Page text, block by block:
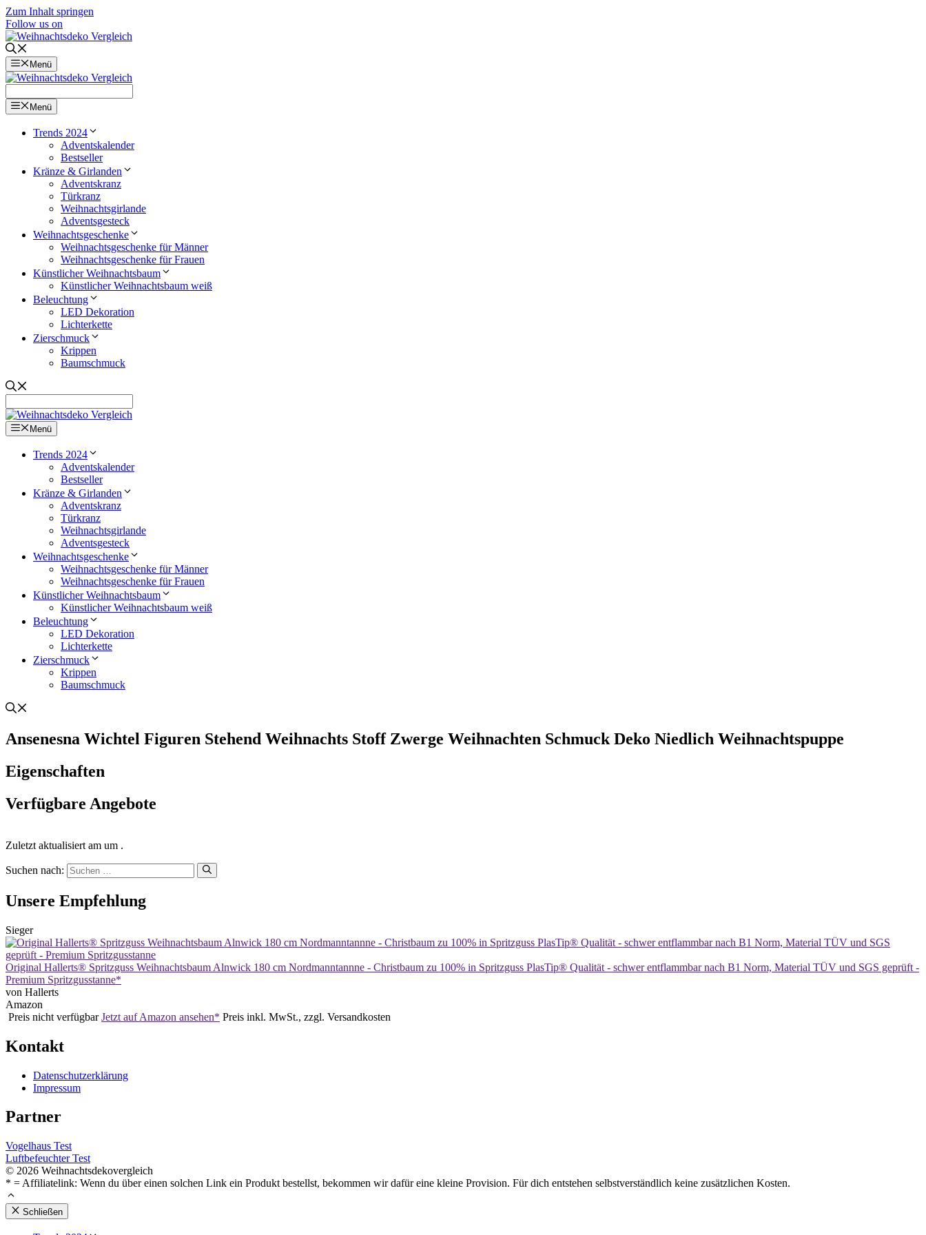
Zum Inhalt springen
Follow us on
Menü
Menü
Trends 2024
Adventskalender
Bestseller
Kränze & Girlanden
Adventskranz
Türkranz
Weihnachtsgirlande
Adventsgesteck
Weihnachtsgeschenke
Weihnachtsgeschenke für Männer
Weihnachtsgeschenke für Frauen
Künstlicher Weihnachtsbaum
Künstlicher Weihnachtsbaum weiß
Beleuchtung
LED Dekoration
Lichterkette
Zierschmuck
Krippen
Baumschmuck
Menü
Trends 2024
Adventskalender
Bestseller
Kränze & Girlanden
Adventskranz
Türkranz
Weihnachtsgirlande
Adventsgesteck
Weihnachtsgeschenke
Weihnachtsgeschenke für Männer
Weihnachtsgeschenke für Frauen
Künstlicher Weihnachtsbaum
Künstlicher Weihnachtsbaum weiß
Beleuchtung
LED Dekoration
Lichterkette
Zierschmuck
Krippen
Baumschmuck
Ansenesna Wichtel Figuren Stehend Weihnachts Stoff Zwerge Weihnachten Schmuck Deko Niedlich Weihnachtspuppe
Eigenschaften
Verfügbare Angebote
Zuletzt aktualisiert am um .
Suchen nach:
Unsere Empfehlung
Sieger
Original Hallerts® Spritzguss Weihnachtsbaum Alnwick 180 cm Nordmanntannne - Christbaum zu 100% in Spritzguss PlasTip® Qualität - schwer entflammbar nach B1 Norm, Material TÜV und SGS geprüft -
Premium Spritzgusstanne*
von Hallerts
Amazon
Preis nicht verfügbar Jetzt auf Amazon ansehen* Preis inkl. MwSt., zzgl. Versandkosten
Kontakt
Datenschutzerklärung
Impressum
Partner
Vogelhaus Test
Luftbefeuchter Test
© 2026 Weihnachtsdekovergleich
* = Affiliatelink: Wenn du über einen solchen Link ein Produkt bestellst, bekommen wir dafür eine kleine Provision. Für dich entstehen selbstverständlich keine zusätzlichen Kosten.
Schließen